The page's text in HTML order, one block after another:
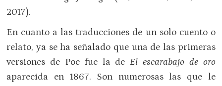
2017).
En cuanto a las traducciones de un solo cuento o
relato, ya se ha señalado que una de las primeras
versiones de Poe fue la deEl escarabajo de oro
aparecida en 1867. Son numerosas las que le